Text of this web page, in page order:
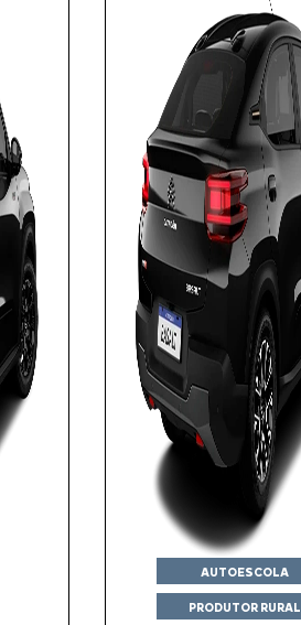
AUTOESCOLA
PRODUTOR RURAL